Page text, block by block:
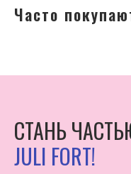
Часто
СТАНЬ
JULI FORT!